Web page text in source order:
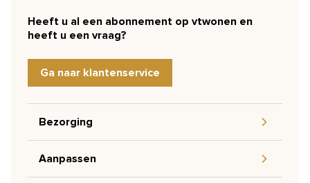
Heeft u al een abonnement op vtwonen en
heeft u een vraag?
Ga naar klantenservice
Bezorging
Aanpassen